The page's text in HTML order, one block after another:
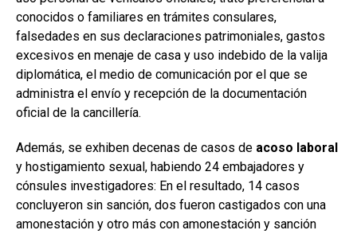
conocidos o familiares en trámites consulares,
falsedades en sus declaraciones patrimoniales, gastos
excesivos en menaje de casa y uso indebido de la valija
diplomática, el medio de comunicación por el que se
administra el envío y recepción de la documentación
oficial de la cancillería.
Además, se exhiben decenas de casos de acoso laboral
y hostigamiento sexual, habiendo 24 embajadores y
cónsules investigadores: En el resultado, 14 casos
concluyeron sin sanción, dos fueron castigados con una
amonestación y otro más con amonestación y sanción